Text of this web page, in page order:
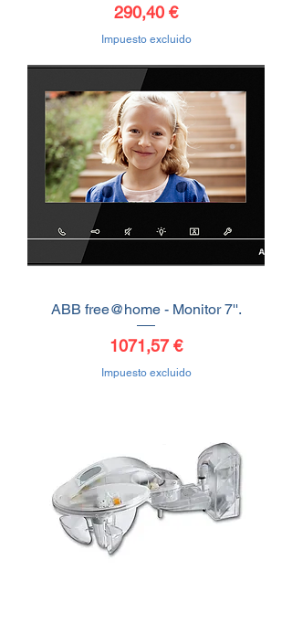
Precio
290,40 €
Impuesto excluido
ABB free@home - Monitor 7''.
Precio
1071,57 €
Impuesto excluido